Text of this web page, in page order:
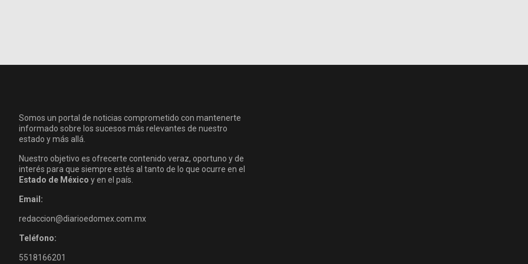
Somos un portal de noticias comprometido con mantenerte
informado sobre los sucesos más relevantes de nuestro
estado y más allá.
Nuestro objetivo es ofrecerte contenido veraz, oportuno y de
interés para que siempre estés al tanto de lo que ocurre en el
Estado de México y en el país.
Email:
redaccion@diarioedomex.com.mx
Teléfono:
5518166201